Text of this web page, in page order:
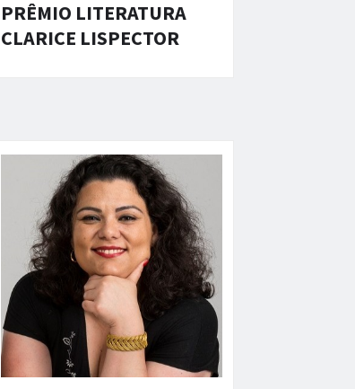
PRÊMIO LITERATURA
CLARICE LISPECTOR